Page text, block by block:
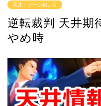
天井・ゾーン狙い目
逆転裁判 天井期
やめ時